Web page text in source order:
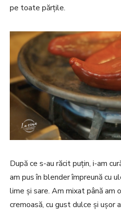
pe toate părțile.
După ce s-au răcit puțin, i-am
am pus în blender împreună cu
lime și sare. Am mixat până am
cremoasă, cu gust dulce și ușor